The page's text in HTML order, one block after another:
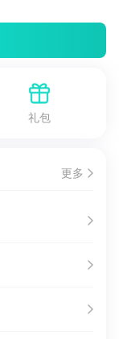
礼包
更多